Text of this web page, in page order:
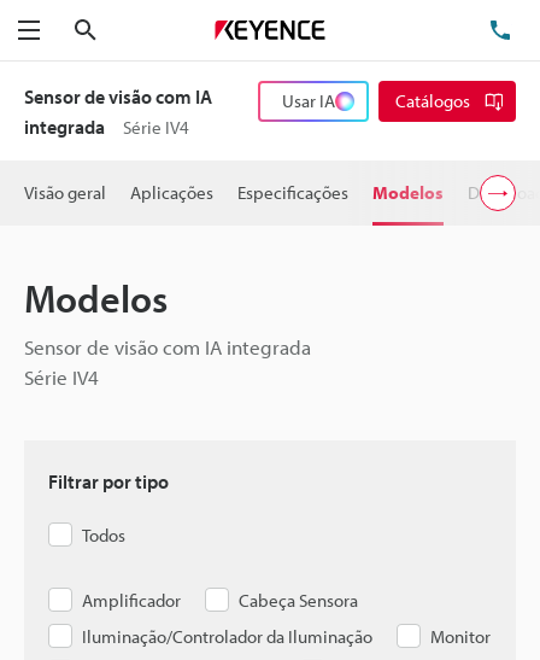
Menu
Sensor de visão com IA
integrada
Série IV4
Usar IA Catálogos
Visão geral Aplicações Especificações Modelos
Modelos
Sensor de visão com IA integrada
Série IV4
Filtrar por tipo
Todos
Amplificador
Cabeça Sensora
Iluminação/Controlador da Iluminação
Monitor